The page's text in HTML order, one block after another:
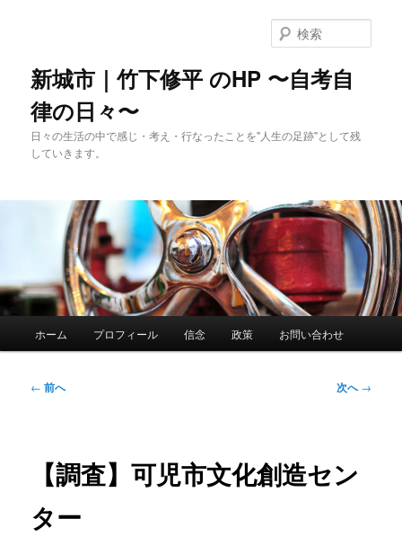
動
新城市｜竹下修平 のHP 〜自考自
律の日々〜
日々の生活の中で感じ・考え・行なったことを"人生の足跡"として残
していきます。
索
ホーム プロフィール 信念 政策 お問い合わせ
投
ョ
ン
← 前へ 次へ→
【調査】可児市文化創造セン
ター